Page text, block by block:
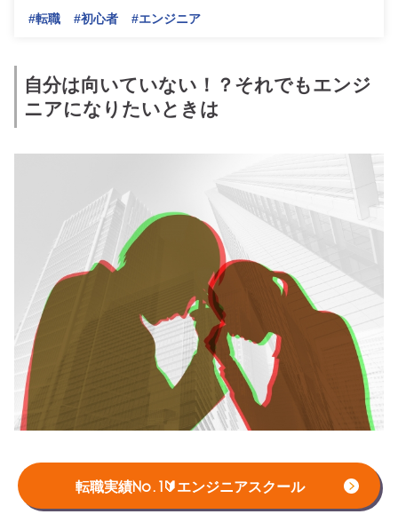
転職実績No.1🔰エンジニアスクール
#転職 #初心者 #エンジニア
自分は向いていない！？それでもエンジ
ニアになりたいときは
エンジニアって本当に大変？